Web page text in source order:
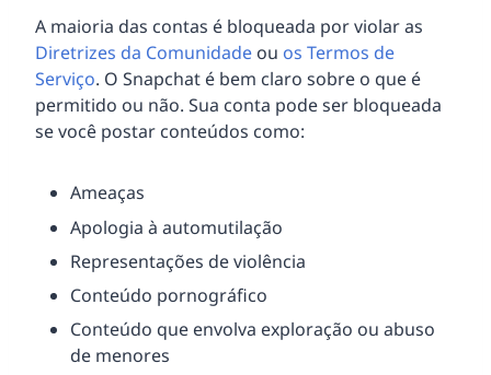
A maioria das contas é bloqueada por violar as
Diretrizes da Comunidade ou os Termos de
Serviço. O Snapchat é bem claro sobre o que é
permitido ou não. Sua conta pode ser bloqueada
se você postar conteúdos como:
Ameaças
Apologia à automutilação
Representações de violência
Conteúdo pornográfico
Conteúdo que envolva exploração ou abuso
de menores